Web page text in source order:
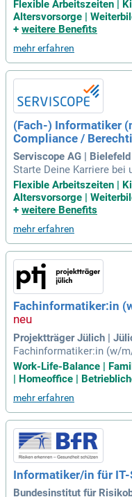
sse in Zusammenarbeit
n eine ordnungsgemäße
sind von großem Vorteil.
etzung regulatorischer
enz unserer Projekte. Mit
d hoher IT-Affinität sind
eam. Bewerben Sie sich
mischen Unternehmens,
klung legt!
Flexible Arbeitszeiten |
Altersvorsorge |
+ weitere Benefits
mehr erfahren
(Fach-) Informatiker
Compliance /
Serviscope AG | Bielefeld
Starte Deine Karriere bei
ng für das
mmenarbeit mit
gsgemäße
ondere bei
nen (Fach-) Informatiker
nd idealerweise
esonders wichtig sind
erungen sowie im
Dein starkes technisches
machen Dich zur
Flexible Arbeitszeiten |
Altersvorsorge |
+ weitere Benefits
mehr erfahren
Fachinformatiker:in
Projektträger Jülich |
Fachinformatiker:in (w/
fer: 2026PTJ-0621;
iten in einem Team,
Work-Life-Balance |
| Homeoffice |
mehr erfahren
Informatiker/in für
Bundesinstitut für